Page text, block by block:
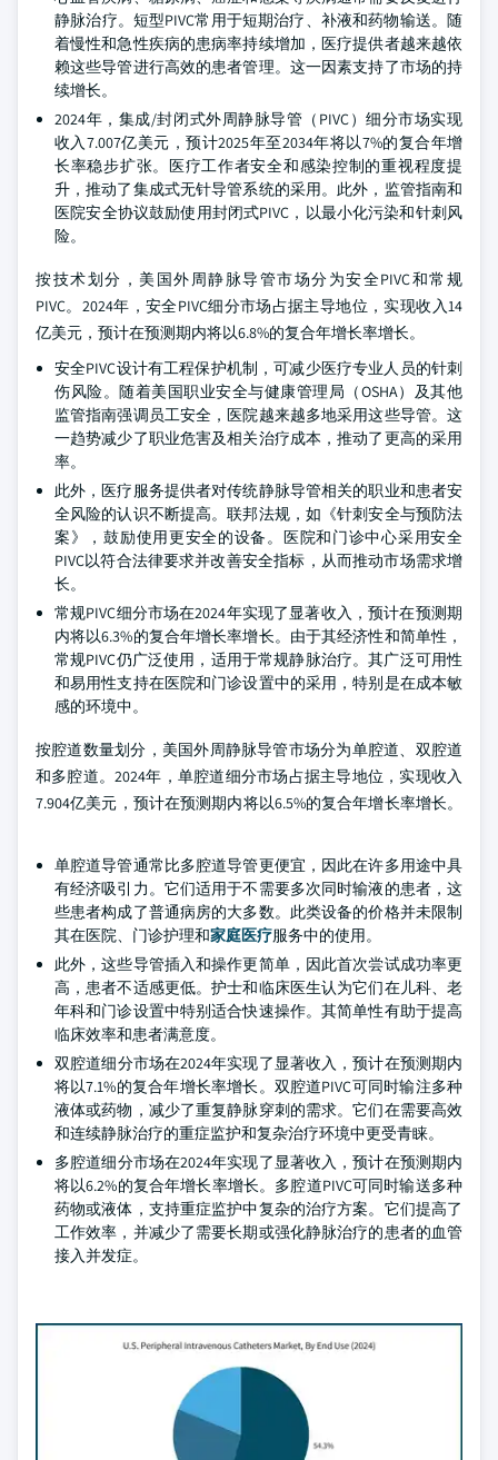
静脉治疗。短型PIVC常用于短期治疗、补液和药物输送。随
着慢性和急性疾病的患病率持续增加，医疗提供者越来越依
赖这些导管进行高效的患者管理。这一因素支持了市场的持
续增长。
2024年，集成/封闭式外周静脉导管（PIVC）细分市场实现
收入7.007亿美元，预计2025年至2034年将以7%的复合年增
长率稳步扩张。医疗工作者安全和感染控制的重视程度提
升，推动了集成式无针导管系统的采用。此外，监管指南和
医院安全协议鼓励使用封闭式PIVC，以最小化污染和针刺风
险。
按技术划分，美国外周静脉导管市场分为安全PIVC和常规
PIVC。2024年，安全PIVC细分市场占据主导地位，实现收入14
亿美元，预计在预测期内将以6.8%的复合年增长率增长。
安全PIVC设计有工程保护机制，可减少医疗专业人员的针刺
伤风险。随着美国职业安全与健康管理局（OSHA）及其他
监管指南强调员工安全，医院越来越多地采用这些导管。这
一趋势减少了职业危害及相关治疗成本，推动了更高的采用
率。
此外，医疗服务提供者对传统静脉导管相关的职业和患者安
全风险的认识不断提高。联邦法规，如《针刺安全与预防法
案》，鼓励使用更安全的设备。医院和门诊中心采用安全
PIVC以符合法律要求并改善安全指标，从而推动市场需求增
长。
常规PIVC细分市场在2024年实现了显著收入，预计在预测期
内将以6.3%的复合年增长率增长。由于其经济性和简单性，
常规PIVC仍广泛使用，适用于常规静脉治疗。其广泛可用性
和易用性支持在医院和门诊设置中的采用，特别是在成本敏
感的环境中。
按腔道数量划分，美国外周静脉导管市场分为单腔道、双腔道
和多腔道。2024年，单腔道细分市场占据主导地位，实现收入
7.904亿美元，预计在预测期内将以6.5%的复合年增长率增长。
单腔道导管通常比多腔道导管更便宜，因此在许多用途中具
有经济吸引力。它们适用于不需要多次同时输液的患者，这
些患者构成了普通病房的大多数。此类设备的价格并未限制
其在医院、门诊护理和家庭医疗服务中的使用。
此外，这些导管插入和操作更简单，因此首次尝试成功率更
高，患者不适感更低。护士和临床医生认为它们在儿科、老
年科和门诊设置中特别适合快速操作。其简单性有助于提高
临床效率和患者满意度。
双腔道细分市场在2024年实现了显著收入，预计在预测期内
将以7.1%的复合年增长率增长。双腔道PIVC可同时输注多种
液体或药物，减少了重复静脉穿刺的需求。它们在需要高效
和连续静脉治疗的重症监护和复杂治疗环境中更受青睐。
多腔道细分市场在2024年实现了显著收入，预计在预测期内
将以6.2%的复合年增长率增长。多腔道PIVC可同时输送多种
药物或液体，支持重症监护中复杂的治疗方案。它们提高了
工作效率，并减少了需要长期或强化静脉治疗的患者的血管
接入并发症。